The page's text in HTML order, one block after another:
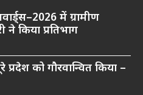
में ग्रामीण
ने किया प्रतिभाग
प्रदेश को गौरवान्वित किया –